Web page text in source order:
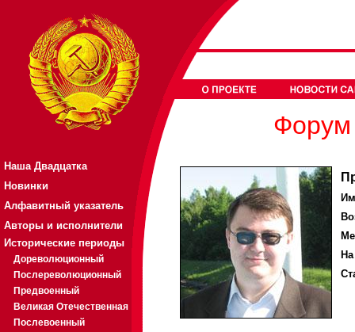
Наша Двадцатка
Новинки
Алфавитный указатель
Авторы и исполнители
Исторические периоды
Дореволюционный
Послереволюционный
Предвоенный
Великая Отечественная
Послевоенный
Форум